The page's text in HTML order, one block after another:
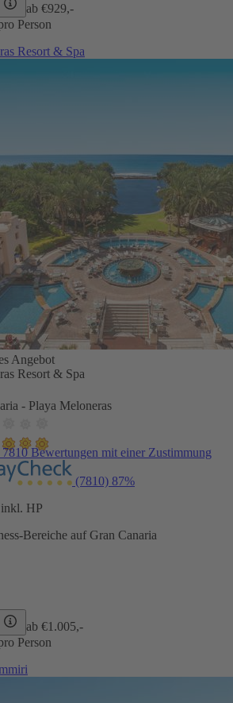
ab €929,-
Person
Resort & Spa
Angebot
Resort & Spa
- Playa Meloneras
Bewertungen mit einer Zustimmung
(7810) 87%
HP
Bereiche auf Gran Canaria
ab €1.005,-
Person